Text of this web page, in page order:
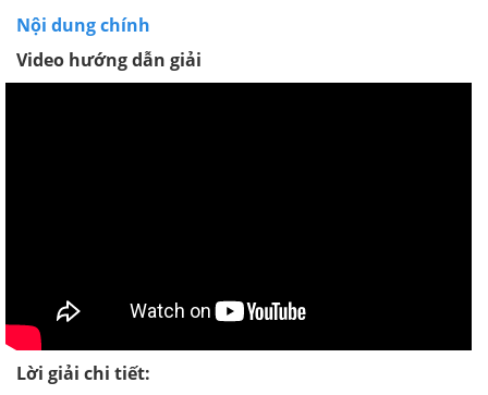
Nội dung chính
Video hướng dẫn giải
Lời giải chi tiết: